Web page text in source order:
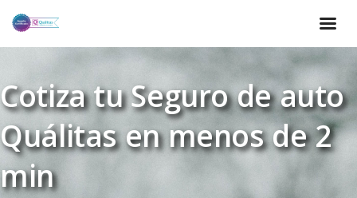
Cotiza tu Seguro de auto
Quálitas en menos de 2
min